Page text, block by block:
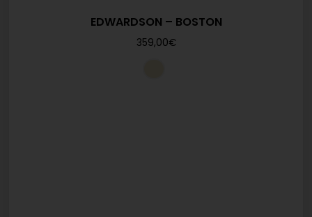
EDWARDSON – BOSTON
359,00€